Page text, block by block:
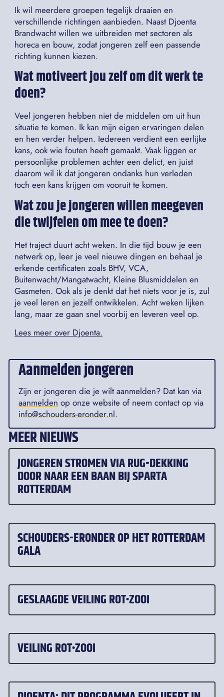
Ik wil meerdere groepen tegelijk draaien en
verschillende richtingen aanbieden. Naast Djoenta
Brandwacht willen we uitbreiden met sectoren als
horeca en bouw, zodat jongeren zelf een passende
richting kunnen kiezen.
Wat motiveert jou zelf om dit werk te
doen?
Veel jongeren hebben niet de middelen om uit hun
situatie te komen. Ik kan mijn eigen ervaringen delen
en hen verder helpen. Iedereen verdient een eerlijke
kans, ook wie fouten heeft gemaakt. Vaak liggen er
persoonlijke problemen achter een delict, en juist
daarom wil ik dat jongeren ondanks hun verleden
toch een kans krijgen om vooruit te komen.
Wat zou je jongeren willen meegeven
die twijfelen om mee te doen?
Het traject duurt acht weken. In die tijd bouw je een
netwerk op, leer je veel nieuwe dingen en behaal je
erkende certificaten zoals BHV, VCA,
Buitenwacht/Mangatwacht, Kleine Blusmiddelen en
Gasmeten. Ook als je denkt dat het niets voor je is, zul
je veel leren en jezelf ontwikkelen. Acht weken lijken
lang, maar ze gaan snel voorbij en leveren veel op.
Lees meer over Djoenta.
Aanmelden jongeren
Zijn er jongeren die je wilt aanmelden? Dat kan via
aanmelden op onze website of neem contact op via
info@schouders-eronder.nl.
MEER NIEUWS
JONGEREN STROMEN VIA RUG-DEKKING
DOOR NAAR EEN BAAN BIJ SPARTA
ROTTERDAM
SCHOUDERS-ERONDER OP HET ROTTERDAM
GALA
GESLAAGDE VEILING ROT•ZOOI
VEILING ROT•ZOOI